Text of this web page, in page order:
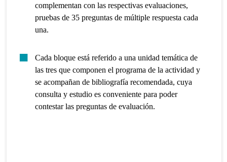
complementan con las respectivas evaluaciones,
pruebas de 35 preguntas de múltiple respuesta cada
una.
Cada bloque está referido a una unidad temática de
las tres que componen el programa de la actividad y
se acompañan de bibliografía recomendada, cuya
consulta y estudio es conveniente para poder
contestar las preguntas de evaluación.